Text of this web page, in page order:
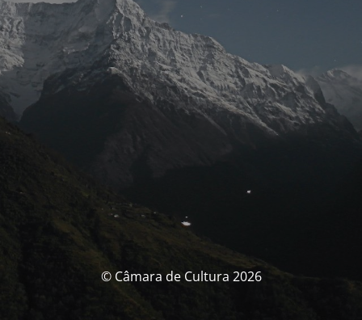
© Câmara de Cultura 2026